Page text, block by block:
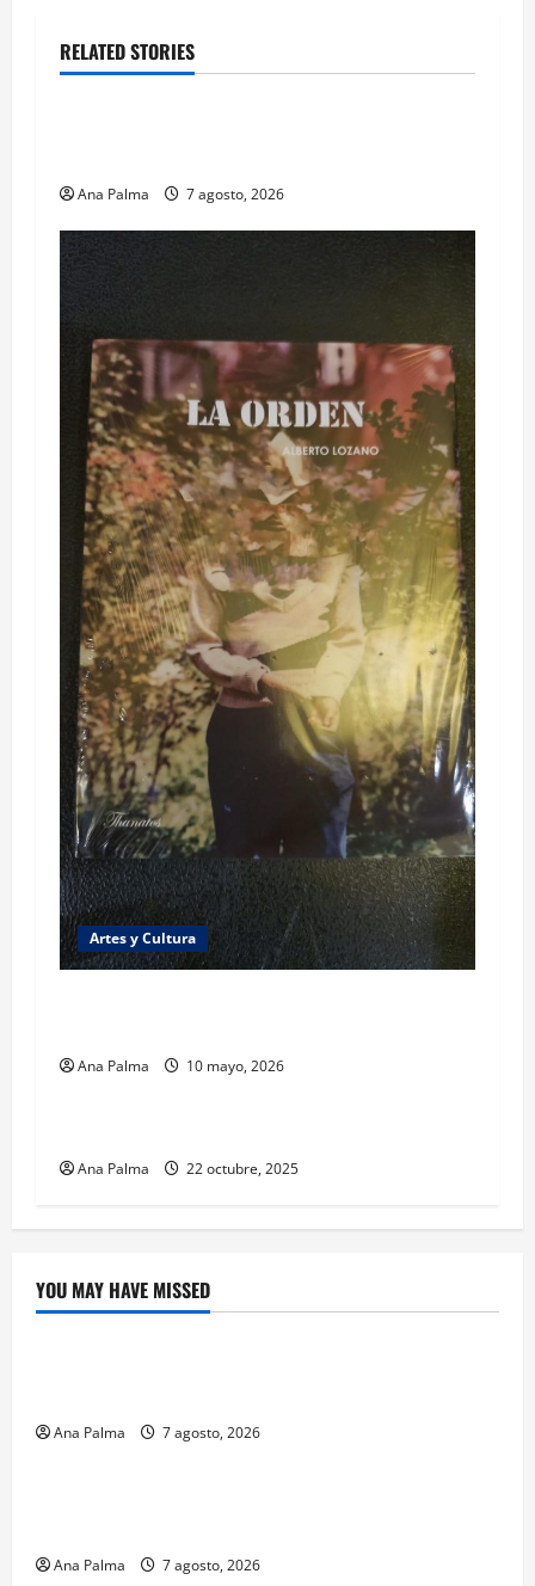
RELATED STORIES
Educación
Ana Palma 7 agosto, 2026
Artes y Cultura
Ana Palma 10 mayo, 2026
Educación
Ana Palma 22 octubre, 2025
YOU MAY HAVE MISSED
Crítica de Cine
Ana Palma 7 agosto, 2026
Educación
Ana Palma 7 agosto, 2026